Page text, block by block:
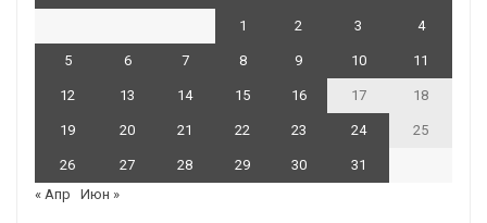
1 2 3 4
5 6 7 8 9 10 11
12 13 14 15 16 17 18
19 20 21 22 23 24 25
26 27 28 29 30
31
« Апр
Июн »